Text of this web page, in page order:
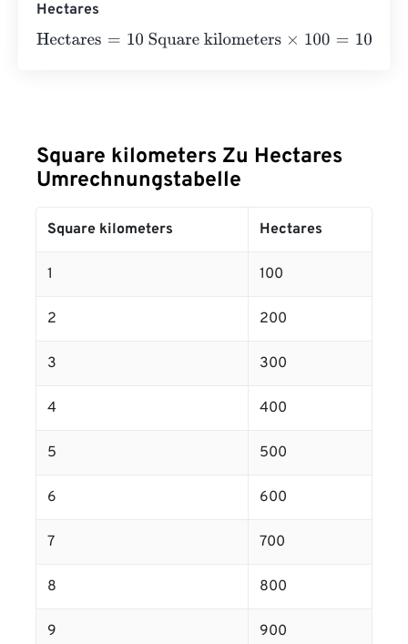
Hectares
Hectares= 10 Square kilometers×100= 1000 Hectares
Square kilometers Zu Hectares
Umrechnungstabelle
Square kilometers Hectares
1 100
2 200
3 300
4 400
5 500
6 600
7 700
8 800
9 900